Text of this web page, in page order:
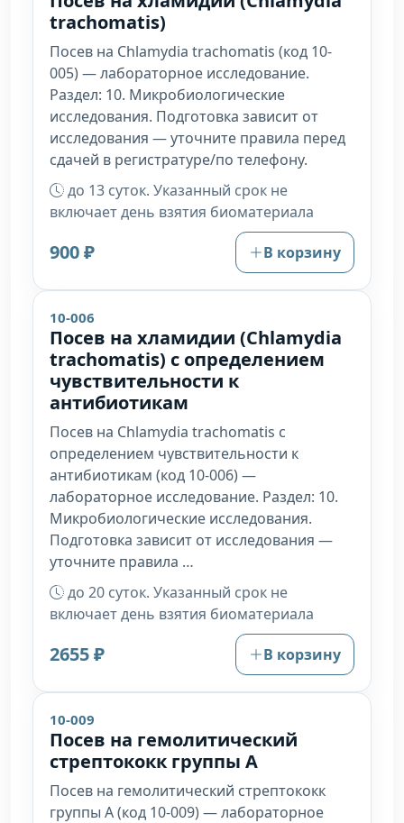
trachomatis)
Посев на Chlamydia trachomatis (код 10-
005) — лабораторное исследование.
Раздел: 10. Микробиологические
исследования. Подготовка зависит от
исследования — уточните правила перед
сдачей в регистратуре/по телефону.
до 13 суток. Указанный срок не
включает день взятия биоматериала
900 ₽ В корзину
10-006
Посев на хламидии (Chlamydia
trachomatis) с определением
чувствительности к
антибиотикам
Посев на Chlamydia trachomatis с
определением чувствительности к
антибиотикам (код 10-006) —
лабораторное исследование. Раздел: 10.
Микробиологические исследования.
Подготовка зависит от исследования —
уточните правила …
до 20 суток. Указанный срок не
включает день взятия биоматериала
2655 ₽ В корзину
10-009
Посев на гемолитический
стрептококк группы А
Посев на гемолитический стрептококк
группы А (код 10-009) — лабораторное